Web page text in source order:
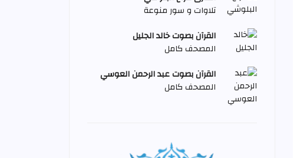
تلاوات و سور منوعة
القرآن بصوت خالد الجليل
المصحف كامل
القرآن بصوت عبد الرحمن العوسي
المصحف كامل